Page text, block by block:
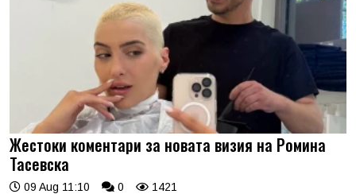
Жестоки коментари за новата визия на Ромина
Тасевска
09 Aug 11:10 0 1421